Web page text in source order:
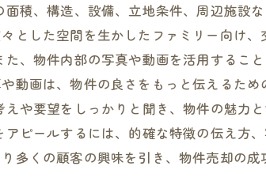
積、構造、設備、立地条件、周辺施設
とした空間を生かしたファミリー向け、
、物件内部の写真や動画を活用するこ
動画は、物件の良さをもっと伝えるため
や要望をしっかりと聞き、物件の魅力
ピールするには、的確な特徴の伝え方
多くの顧客の興味を引き、物件売却の成